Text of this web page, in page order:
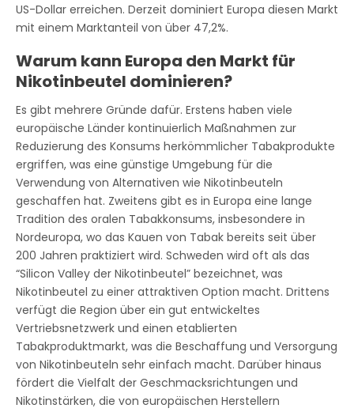
US-Dollar erreichen. Derzeit dominiert Europa diesen Markt
mit einem Marktanteil von über 47,2%.
Warum kann Europa den Markt für
Nikotinbeutel dominieren?
Es gibt mehrere Gründe dafür. Erstens haben viele
europäische Länder kontinuierlich Maßnahmen zur
Reduzierung des Konsums herkömmlicher Tabakprodukte
ergriffen, was eine günstige Umgebung für die
Verwendung von Alternativen wie Nikotinbeuteln
geschaffen hat. Zweitens gibt es in Europa eine lange
Tradition des oralen Tabakkonsums, insbesondere in
Nordeuropa, wo das Kauen von Tabak bereits seit über
200 Jahren praktiziert wird. Schweden wird oft als das
“Silicon Valley der Nikotinbeutel” bezeichnet, was
Nikotinbeutel zu einer attraktiven Option macht. Drittens
verfügt die Region über ein gut entwickeltes
Vertriebsnetzwerk und einen etablierten
Tabakproduktmarkt, was die Beschaffung und Versorgung
von Nikotinbeuteln sehr einfach macht. Darüber hinaus
fördert die Vielfalt der Geschmacksrichtungen und
Nikotinstärken, die von europäischen Herstellern